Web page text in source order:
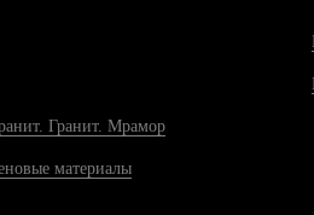
Гранит. Мрамор
материалы